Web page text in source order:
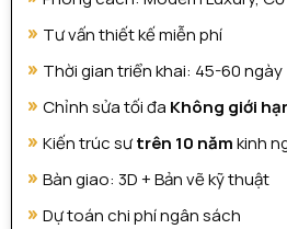
Tư vấn thiết kế miễn phí
Thời gian triển khai: 45-60 ngày
Chỉnh sửa tối đa Không giới
Kiến trúc sưtrên 10 nămkinh
Bàn giao: 3D + Bản vẽ kỹ thuật
Dự toán chi phí ngân sách